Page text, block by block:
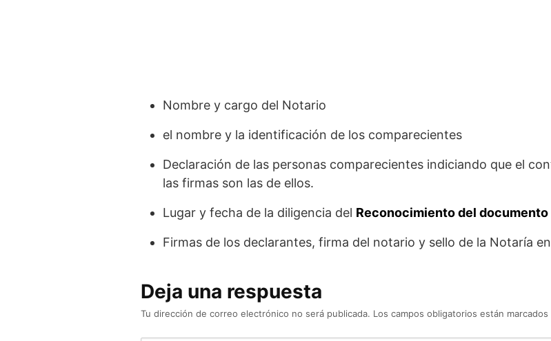
Nombre y cargo del Notario
el nombre y la identificación de los comparecientes
Declaración de las personas comparecientes indiciando que el
las firmas son las de ellos.
Lugar y fecha de la diligencia del Reconocimiento del
Firmas de los declarantes, firma del notario y sello de la Notaría
Deja una respuesta
Tu dirección de correo electrónico no será publicada. Los campos obligatorios están marcados